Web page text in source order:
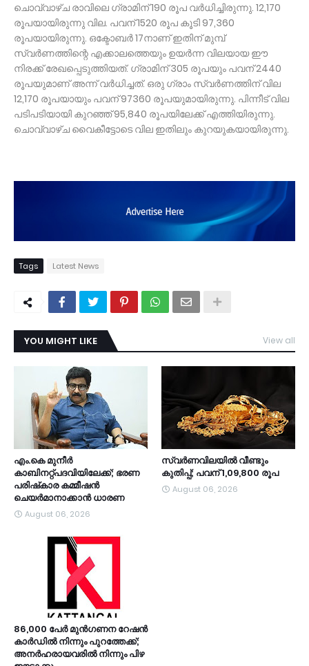
ചൊവ്വാഴ്ച രാവിലെ ഗ്രാമിന് 190 രൂപ വർധിച്ചിരുന്നു. 12,170
രൂപയായിരുന്നു വില. പവന് 1520 രൂപ കൂടി 97,360
രൂപയായിരുന്നു. ഒക്ടോബർ 17നാണ് ഇതിന് മുമ്പ്
സ്വർണത്തിന്റെ എക്കാലത്തെയും ഉയർന്ന വിലയായ ഈ
നിരക്ക് രേഖപ്പെടുത്തിയത്. ഗ്രാമിന് 305 രൂപയും പവന് 2440
രൂപയുമാണ് അന്ന് വർധിച്ചത്. ഒരു ഗ്രാം സ്വർണത്തിന് വില
12,170 രൂപയായും പവന് 97360 രൂപയുമായിരുന്നു. പിന്നീട് വില
പടിപടിയായി കുറഞ്ഞ് 95,840 രൂപയിലേക്ക് എത്തിയിരുന്നു.
ചൊവ്വാഴ്ച വൈകീട്ടോടെ വില ഇതിലും കുറയുകയായിരുന്നു.
Tags Latest News
YOU MIGHT LIKE View all
എം.കെ മുനീര്‍
കാബിനറ്റ്പദവിയിലേക്ക്; ഭരണ
പരിഷ്‌കാര കമ്മീഷന്‍
ചെയര്‍മാനാക്കാന്‍ ധാരണ
August 06, 2026
സ്വർണവിലയിൽ വീണ്ടും
കുതിപ്പ്; പവന് 1,09,800 രൂപ
August 06, 2026
86,000 പേർ മുൻഗണന റേഷൻ
കാർഡിൽ നിന്നും പുറത്തേക്ക്;
അനർഹരായവരിൽ നിന്നും പിഴ